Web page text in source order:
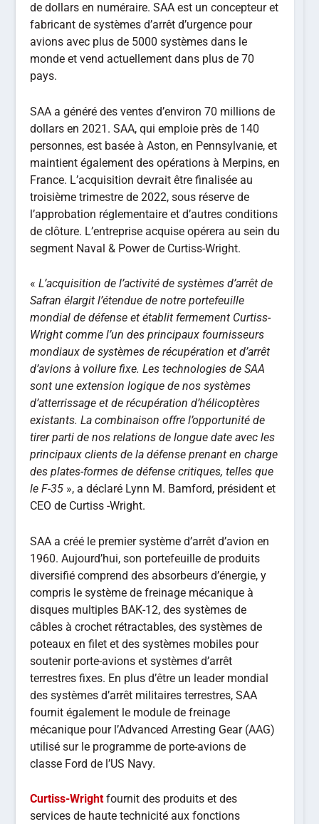
de dollars en numéraire. SAA est un concepteur et
fabricant de systèmes d’arrêt d’urgence pour
avions avec plus de 5000 systèmes dans le
monde et vend actuellement dans plus de 70
pays.
SAA a généré des ventes d’environ 70 millions de
dollars en 2021. SAA, qui emploie près de 140
personnes, est basée à Aston, en Pennsylvanie, et
maintient également des opérations à Merpins, en
France. L’acquisition devrait être finalisée au
troisième trimestre de 2022, sous réserve de
l’approbation réglementaire et d’autres conditions
de clôture. L’entreprise acquise opérera au sein du
segment Naval & Power de Curtiss-Wright.
«L’acquisition de l’activité de systèmes d’arrêt de
Safran élargit l’étendue de notre portefeuille
mondial de défense et établit fermement Curtiss-
Wright comme l’un des principaux fournisseurs
mondiaux de systèmes de récupération et d’arrêt
d’avions à voilure fixe. Les technologies de SAA
sont une extension logique de nos systèmes
d’atterrissage et de récupération d’hélicoptères
existants. La combinaison offre l’opportunité de
tirer parti de nos relations de longue date avec les
principaux clients de la défense prenant en charge
des plates-formes de défense critiques, telles que
le F-35 », a déclaré Lynn M. Bamford, président et
CEO de Curtiss -Wright.
SAA a créé le premier système d’arrêt d’avion en
1960. Aujourd’hui, son portefeuille de produits
diversifié comprend des absorbeurs d’énergie, y
compris le système de freinage mécanique à
disques multiples BAK-12, des systèmes de
câbles à crochet rétractables, des systèmes de
poteaux en filet et des systèmes mobiles pour
soutenir porte-avions et systèmes d’arrêt
terrestres fixes. En plus d’être un leader mondial
des systèmes d’arrêt militaires terrestres, SAA
fournit également le module de freinage
mécanique pour l’Advanced Arresting Gear (AAG)
utilisé sur le programme de porte-avions de
classe Ford de l’US Navy.
Curtiss-Wrightfournit des produits et des
services de haute technicité aux fonctions